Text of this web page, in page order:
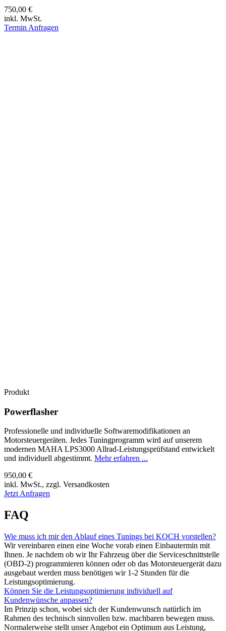
750,00 €
inkl. MwSt.
Termin Anfragen
Produkt
Powerflasher
Professionelle und individuelle Softwaremodifikationen an
Motorsteuergeräten. Jedes Tuningprogramm wird auf unserem
modernen MAHA LPS3000 Allrad-Leistungsprüfstand entwickelt
und individuell abgestimmt. Mehr erfahren ...
950,00 €
inkl. MwSt., zzgl. Versandkosten
Jetzt Anfragen
FAQ
Wie muss ich mir den Ablauf eines Tunings bei KOCH vorstellen?
Wir vereinbaren einen eine Woche vorab einen Einbautermin mit
Ihnen. Je nachdem ob wir Ihr Fahrzeug über die Serviceschnittstelle
(OBD-2) programmieren können oder ob das Motorsteuergerät dazu
ausgebaut werden muss benötigen wir 1-2 Stunden für die
Leistungsoptimierung.
Können Sie die Leistungsoptimierung individuell auf
Kundenwünsche anpassen?
Im Prinzip schon, wobei sich der Kundenwunsch natürlich im
Rahmen des technisch sinnvollen bzw. machbaren bewegen muss.
Normalerweise stellt unser Angebot ein Optimum aus Leistung,